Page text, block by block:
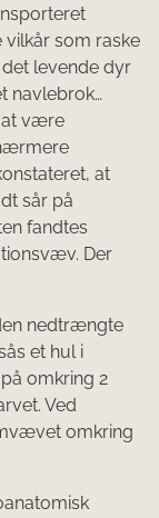
som raske
det levende dyr
navlebrok…
at være
at
sår på
fandtes
Der
nedtrængte
et hul i
omkring 2
Ved
omkring